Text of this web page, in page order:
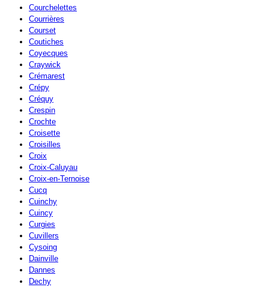
Courchelettes
Courrières
Courset
Coutiches
Coyecques
Craywick
Crémarest
Crépy
Créquy
Crespin
Crochte
Croisette
Croisilles
Croix
Croix-Caluyau
Croix-en-Ternoise
Cucq
Cuinchy
Cuincy
Curgies
Cuvillers
Cysoing
Dainville
Dannes
Dechy